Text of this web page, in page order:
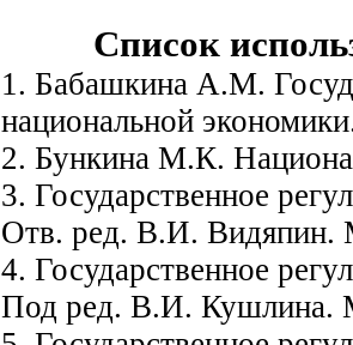
Список
1. Бабашкина А.М.
национальной
2. Бункина М.К.
3. Государственное
Отв. ред. В.И. Видяпин.
4. Государственное
Под ред. В.И. Кушлина.